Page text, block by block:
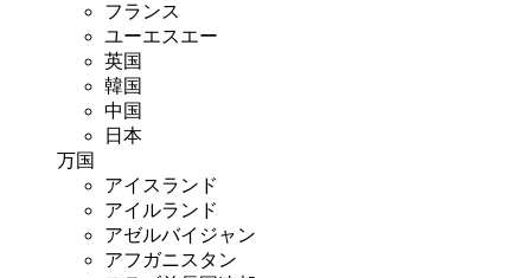
フランス
ユーエスエー
英国
韓国
中国
日本
万国
アイスランド
アイルランド
アゼルバイジャン
アフガニスタン